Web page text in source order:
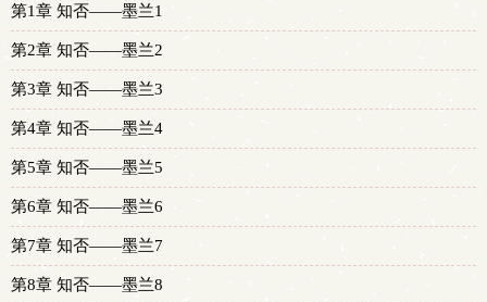
第1章 知否——墨兰1
第2章 知否——墨兰2
第3章 知否——墨兰3
第4章 知否——墨兰4
第5章 知否——墨兰5
第6章 知否——墨兰6
第7章 知否——墨兰7
第8章 知否——墨兰8